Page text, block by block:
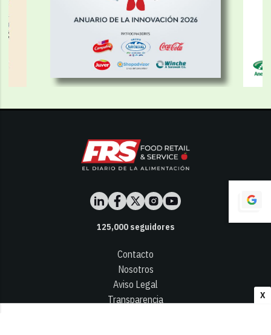
X
125,000seguidores
Contacto
Nosotros
Aviso Legal
Transparencia